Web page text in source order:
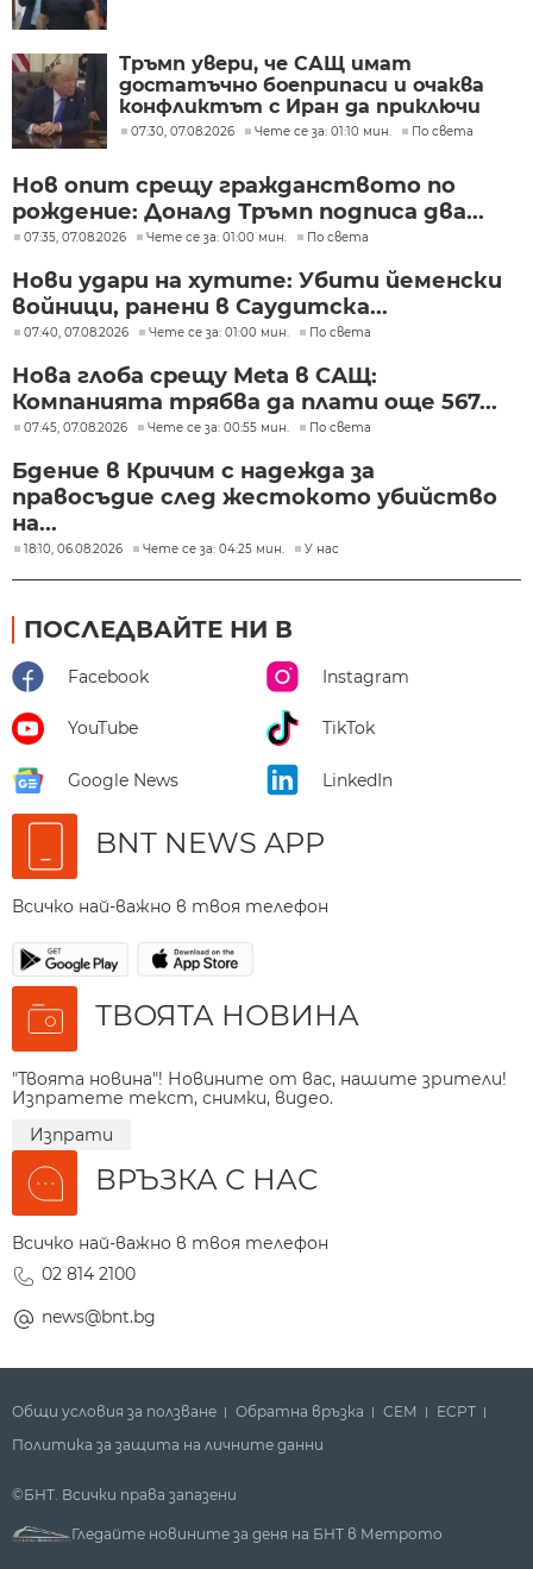
Тръмп увери, че САЩ имат
достатъчно боеприпаси и очаква
конфликтът с Иран да приключи
скоро
07:30, 07.08.2026 Чете се за: 01:10 мин. По света
Нов опит срещу гражданството по
рождение: Доналд Тръмп подписа два...
07:35, 07.08.2026 Чете се за: 01:00 мин. По света
Нови удари на хутите: Убити йеменски
войници, ранени в Саудитска...
07:40, 07.08.2026 Чете се за: 01:00 мин. По света
Нова глоба срещу Meta в САЩ:
Компанията трябва да плати още 567...
07:45, 07.08.2026 Чете се за: 00:55 мин. По света
Бдение в Кричим с надежда за
правосъдие след жестокото убийство
на...
18:10, 06.08.2026 Чете се за: 04:25 мин. У нас
ПОСЛЕДВАЙТЕ НИ В
Facebook Instagram
YouTube TikTok
Google News LinkedIn
BNT NEWS APP
Всичко най-важно в твоя телефон
ТВОЯТА НОВИНА
"Твоята новина"! Новините от вас, нашите зрители!
Изпратете текст, снимки, видео.
Изпрати
ВРЪЗКА С НАС
Всичко най-важно в твоя телефон
02 814 2100
news@bnt.bg
Общи условия за ползване Обратна връзка СЕМ
ECPT
Политика за защита на личните данни
©БНТ. Всички права запазени
Гледайте новините за деня на БНТ в Метрото